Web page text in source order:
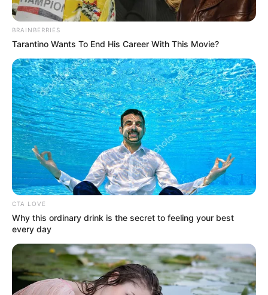
BRAINBERRIES
Tarantino Wants To End His Career With This Movie?
CTA LOVE
Why this ordinary drink is the secret to feeling your best
every day